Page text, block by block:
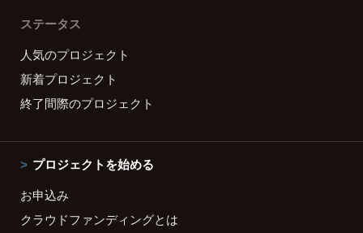
ステータス
人気のプロジェクト
新着プロジェクト
終了間際のプロジェクト
プロジェクトを始める
お申込み
クラウドファンディングとは